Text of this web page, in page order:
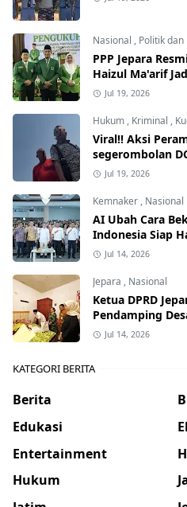
Nasional , Politik
PPP Jepara
Haizul Ma'arif
Jul 19, 2026
Hukum , Kriminal ,
Viral!! Aksi
segerombolan
Jul 19, 2026
Kemnaker , Nasional
AI Ubah Cara
Indonesia Siap
Jul 14, 2026
Jepara , Nasional
Ketua DPRD
Pendamping
Jul 14, 2026
KATEGORI BERITA
Berita
Edukasi
Entertainment
Hukum